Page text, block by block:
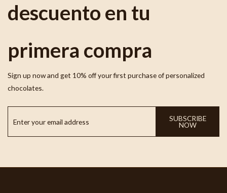
descuento en tu
primera compra
Sign up now and get 10% off your first purchase of personalized
chocolates.
SUBSCRIBE
NOW